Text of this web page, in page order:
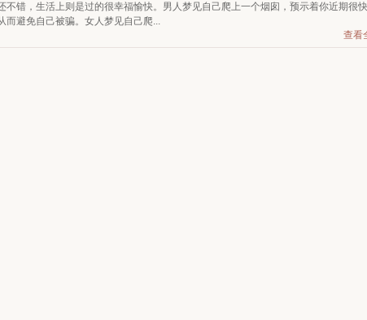
错，生活上则是过的很幸福愉快。男人梦见自己爬上一个烟囱，预示着你近期很
而避免自己被骗。女人梦见自己爬...
查看